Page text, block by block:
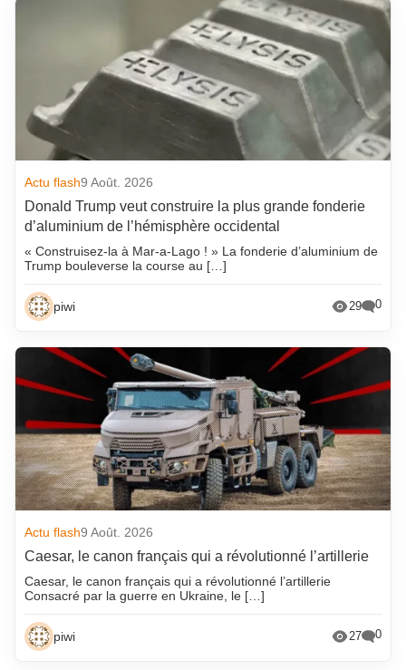
Actu flash9 Août. 2026
Donald Trump veut construire la plus grande fonderie
d’aluminium de l’hémisphère occidental
« Construisez-la à Mar-a-Lago ! » La fonderie d’aluminium de
Trump bouleverse la course au […]
piwi 29 0
Actu flash9 Août. 2026
Caesar, le canon français qui a révolutionné l’artillerie
Caesar, le canon français qui a révolutionné l’artillerie
Consacré par la guerre en Ukraine, le […]
piwi 27 0